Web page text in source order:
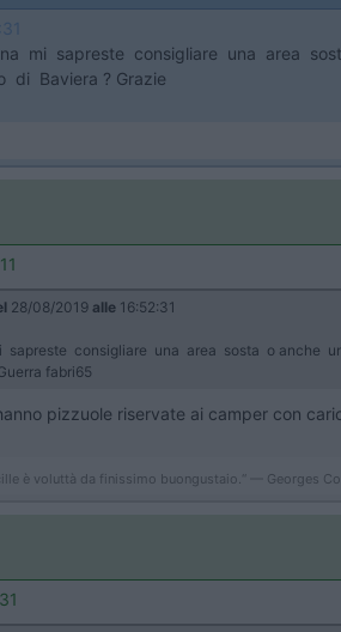
mi sapreste consigliare una area
di Baviera ? Grazie
28/08/2019 alle 16:52:31
sapreste consigliare una area sosta o
fabri65
pizzuole riservate ai camper con
è voluttà da finissimo buongustaio.“ — Georges